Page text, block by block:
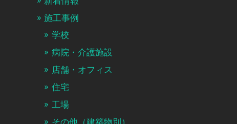
施工事例
学校
病院・介護施設
店舗・オフィス
住宅
工場